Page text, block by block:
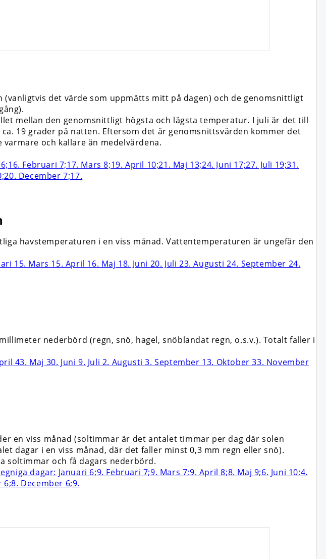
det värde som uppmätts mitt på dagen) och de genomsnittligt
mellan den genomsnittligt högsta och lägsta temperatur. I juli är det till
19 grader på natten. Eftersom det är genomsnittsvärden kommer det
och kallare än medelvärdena.
havstemperaturen i en viss månad. Vattentemperaturen är ungefär den
nederbörd (regn, snö, hagel, snöblandat regn, o.s.v.). Totalt faller i
en viss månad (soltimmar är det antalet timmar per dag där solen
dagar i en viss månad, där det faller minst 0,3 mm regn eller snö).
soltimmar och få dagars nederbörd.